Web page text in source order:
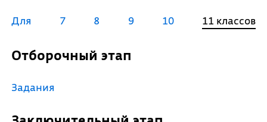
Для 7 8 9 10 11 классов
Отборочный этап
Задания